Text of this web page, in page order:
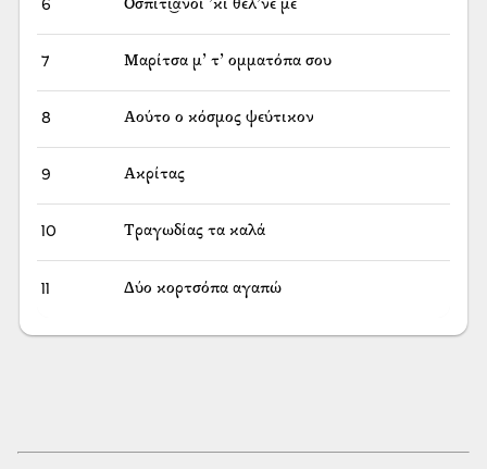
6 Οσπιτι͜ανοί ’κι θέλ’νε με
7 Μαρίτσα μ’ τ’ ομματόπα σου
8 Αούτο ο κόσμος ψεύτικον
9 Ακρίτας
10 Τραγωδίας τα καλά
11 Δύο κορτσόπα αγαπώ